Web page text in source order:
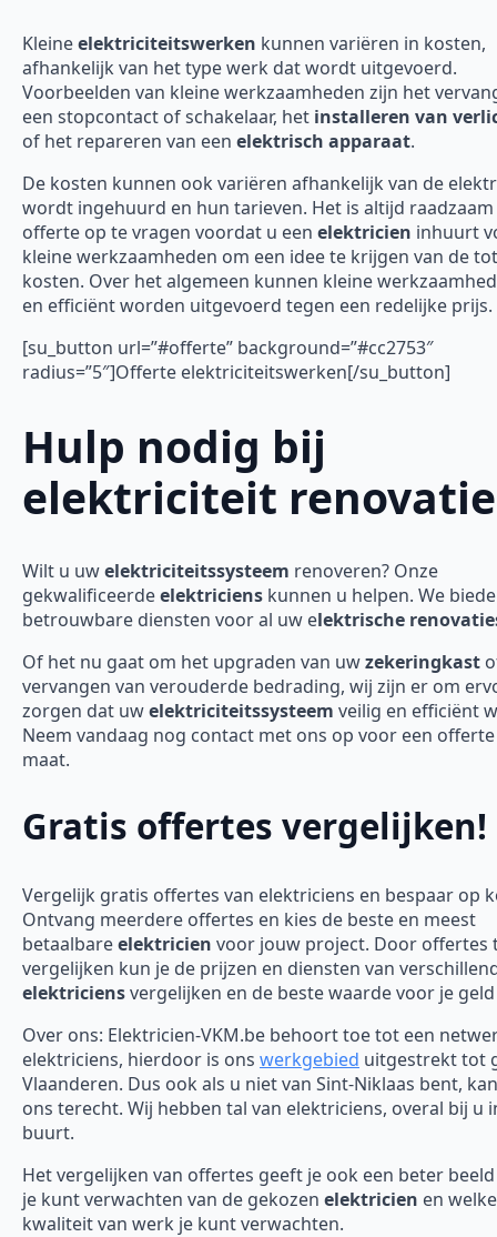
Kleineelektriciteitswerken kunnen variëren in kosten,
afhankelijk van het type werk dat wordt uitgevoerd.
Voorbeelden van kleine werkzaamheden zijn het
een stopcontact of schakelaar, het installeren van
of het repareren van een elektrisch apparaat.
De kosten kunnen ook variëren afhankelijk van de
wordt ingehuurd en hun tarieven. Het is altijd
offerte op te vragen voordat u een elektricien inhuurt
kleine werkzaamheden om een idee te krijgen van de
kosten. Over het algemeen kunnen kleine
en efficiënt worden uitgevoerd tegen een redelijke prijs.
[su_button url=”#offerte” background=”#cc2753″
radius=”5″]Offerte elektriciteitswerken[/su_button]
Hulp nodig bij
elektriciteit
Wilt u uwelektriciteitssysteem renoveren? Onze
gekwalificeerdeelektriciens kunnen u helpen. We
betrouwbare diensten voor al uw elektrische
Of het nu gaat om het upgraden van uwzekeringkast
vervangen van verouderde bedrading, wij zijn er om
zorgen dat uwelektriciteitssysteem veilig en efficiënt
Neem vandaag nog contact met ons op voor een
maat.
Gratis offertes vergelijken!
Vergelijk gratis offertes van elektriciens en bespaar op
Ontvang meerdere offertes en kies de beste en meest
betaalbareelektricien voor jouw project. Door offertes
vergelijken kun je de prijzen en diensten van
elektriciensvergelijken en de beste waarde voor je
Over ons: Elektricien-VKM.be behoort toe tot een
elektriciens, hierdoor is ons werkgebied uitgestrekt tot
Vlaanderen. Dus ook als u niet van Sint-Niklaas bent,
ons terecht. Wij hebben tal van elektriciens, overal bij u
buurt.
Het vergelijken van offertes geeft je ook een beter
je kunt verwachten van de gekozen elektricien en welke
kwaliteit van werk je kunt verwachten.